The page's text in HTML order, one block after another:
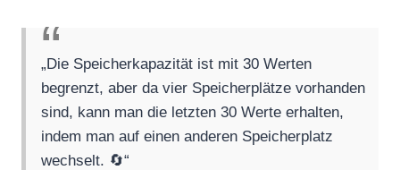
„Die Speicherkapazität ist mit 30 Werten
begrenzt, aber da vier Speicherplätze vorhanden
sind, kann man die letzten 30 Werte erhalten,
indem man auf einen anderen Speicherplatz
wechselt. 🔄“